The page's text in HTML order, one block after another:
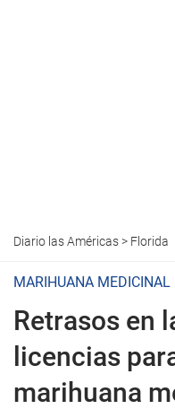
Diario las Américas> Florida
MARIHUANA MEDICINAL
Retrasos en
licencias
marihuana